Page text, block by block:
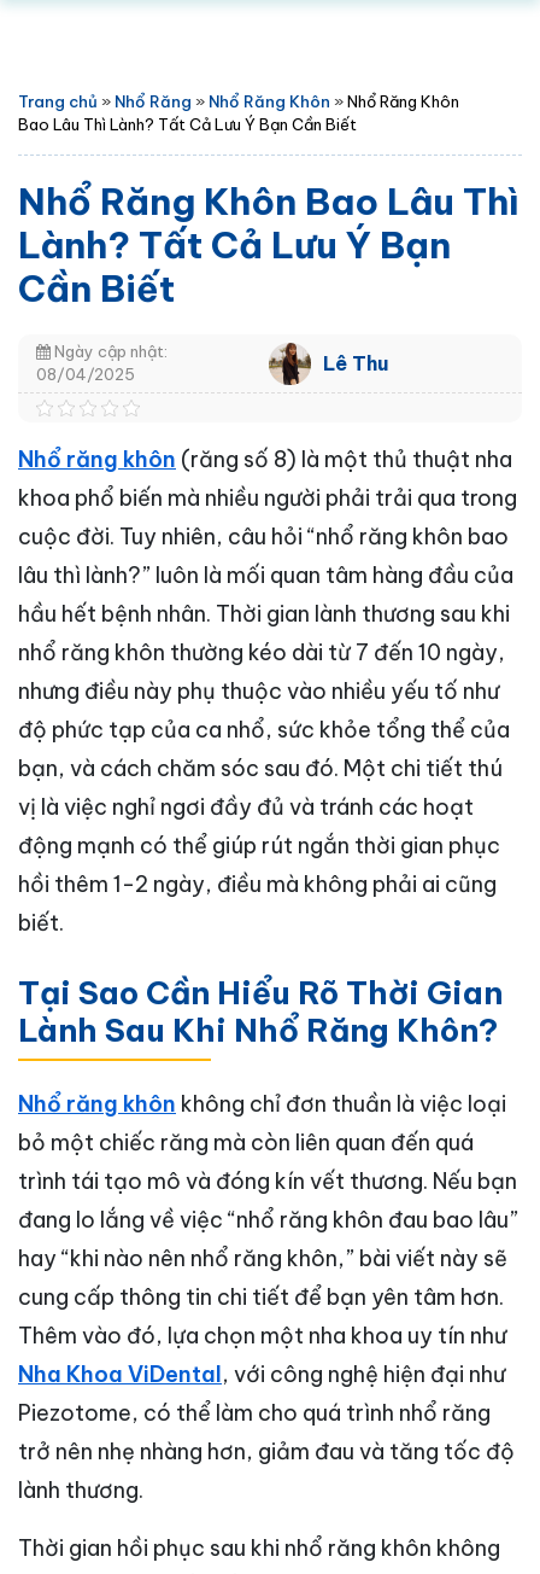
Trang chủ » Nhổ Răng » Nhổ Răng Khôn »Nhổ Răng Khôn
Bao Lâu Thì Lành? Tất Cả Lưu Ý Bạn Cần Biết
Nhổ Răng Khôn Bao Lâu Thì
Lành? Tất Cả Lưu Ý Bạn
Cần Biết
Ngày cập nhật:
08/04/2025
Lê Thu
Nhổ răng khôn (răng số 8) là một thủ thuật nha
khoa phổ biến mà nhiều người phải trải qua trong
cuộc đời. Tuy nhiên, câu hỏi “nhổ răng khôn bao
lâu thì lành?” luôn là mối quan tâm hàng đầu của
hầu hết bệnh nhân. Thời gian lành thương sau khi
nhổ răng khôn thường kéo dài từ 7 đến 10 ngày,
nhưng điều này phụ thuộc vào nhiều yếu tố như
độ phức tạp của ca nhổ, sức khỏe tổng thể của
bạn, và cách chăm sóc sau đó. Một chi tiết thú
vị là việc nghỉ ngơi đầy đủ và tránh các hoạt
động mạnh có thể giúp rút ngắn thời gian phục
hồi thêm 1-2 ngày, điều mà không phải ai cũng
biết.
Tại Sao Cần Hiểu Rõ Thời Gian
Lành Sau Khi Nhổ Răng Khôn?
Nhổ răng khôn không chỉ đơn thuần là việc loại
bỏ một chiếc răng mà còn liên quan đến quá
trình tái tạo mô và đóng kín vết thương. Nếu bạn
đang lo lắng về việc “nhổ răng khôn đau bao lâu”
hay “khi nào nên nhổ răng khôn,” bài viết này sẽ
cung cấp thông tin chi tiết để bạn yên tâm hơn.
Thêm vào đó, lựa chọn một nha khoa uy tín như
Nha Khoa ViDental, với công nghệ hiện đại như
Piezotome, có thể làm cho quá trình nhổ răng
trở nên nhẹ nhàng hơn, giảm đau và tăng tốc độ
lành thương.
Thời gian hồi phục sau khi nhổ răng khôn không